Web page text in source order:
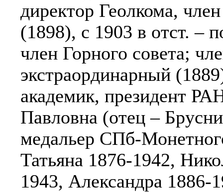
директор Геолкома,
(1898), с 1903 в отст. –
член Горного совета;
экстраординарный
академик, президент
Павловна (отец –
медальер СПб-
Татьяна 1876-1942,
1943, Александра